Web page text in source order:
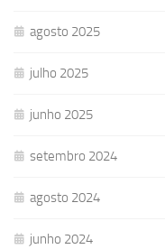
agosto 2025
julho 2025
junho 2025
setembro 2024
agosto 2024
junho 2024